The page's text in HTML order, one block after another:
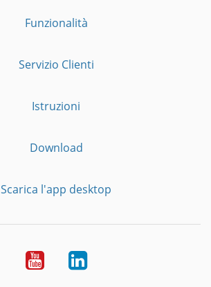
Funzionalità
Servizio Clienti
Istruzioni
Download
Scarica l'app desktop
YouTubeLinkedIn